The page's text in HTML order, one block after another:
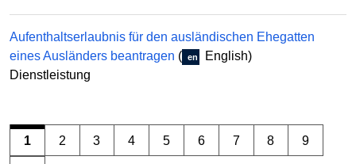
Aufenthaltserlaubnis für den ausländischen Ehegatten
eines Ausländers beantragen ( en
English)
Dienstleistung
1 2 3 4 5 6 7 8 9